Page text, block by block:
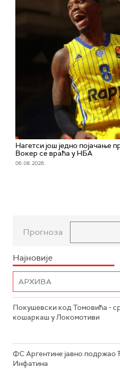
Нагетси још једно појачање
Вокер се враћа у НБА
06. 08. 2026.
Прогноза
Најновије
Покушевски код Томовића -
кошаркаш у Локомотиви
ФС Аргентине јавно подржао
Инфатина